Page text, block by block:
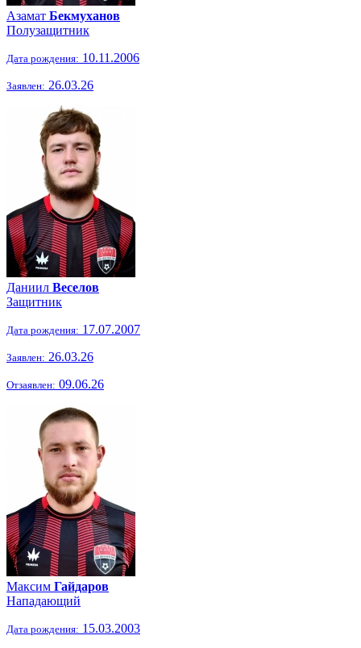
Азамат Бекмуханов
Полузащитник
Дата рождения: 10.11.2006
Заявлен: 26.03.26
Даниил Веселов
Защитник
Дата рождения: 17.07.2007
Заявлен: 26.03.26
Отзаявлен: 09.06.26
Максим Гайдаров
Нападающий
Дата рождения: 15.03.2003